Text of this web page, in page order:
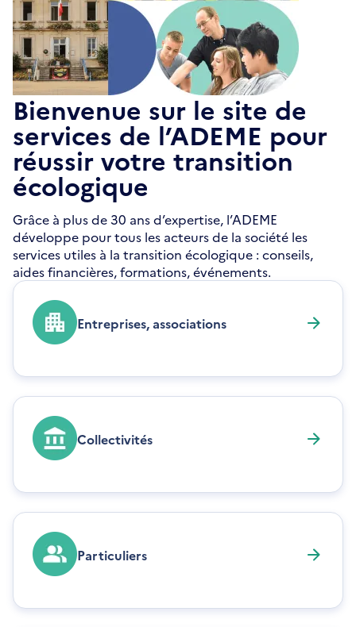
Bienvenue sur le site de
services de l’ADEME pour
réussir votre transition
écologique
Grâce à plus de 30 ans d’expertise, l’ADEME
développe pour tous les acteurs de la société les
services utiles à la transition écologique : conseils,
aides financières, formations, événements.
Entreprises, associations
Collectivités
Particuliers